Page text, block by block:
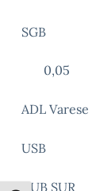
0,05
ADL